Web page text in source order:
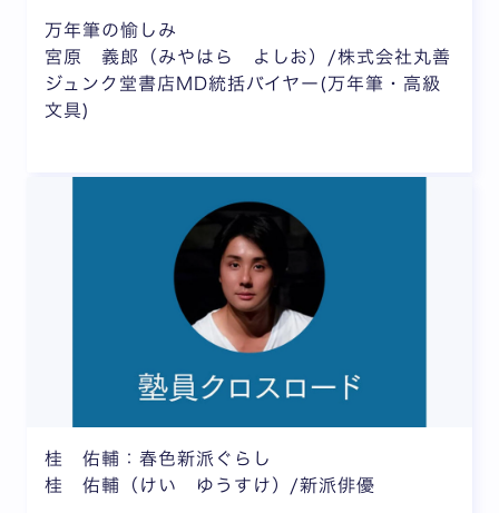
万年筆の愉しみ
宮原 義郎（みやはら よしお）/株式会社丸善
ジュンク堂書店MD統括バイヤー(万年筆・高級
文具)
桂 佑輔：春色新派ぐらし
桂 佑輔（けい ゆうすけ）/新派俳優